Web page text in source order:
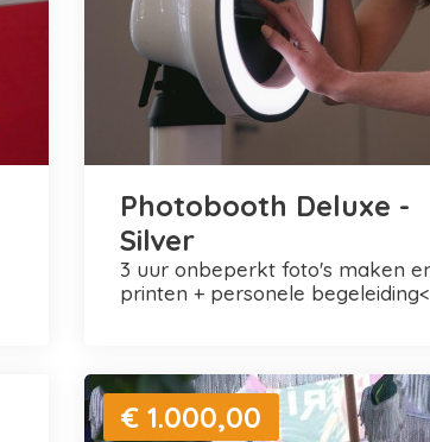
Photobooth Deluxe -
Silver
3 uur onbeperkt foto's maken en
printen + personele begeleiding<
€ 1.000,00